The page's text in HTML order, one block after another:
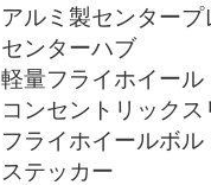
アルミ製センタープ
センターハブ
軽量フライホイール
コンセントリック
フライホイールボル
ステッカー